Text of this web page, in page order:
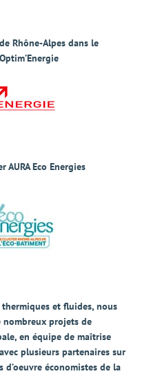
Rhône-Alpes dans le
Optim’Energie
AURA Eco Energies
et fluides, nous
nombreux projets de
, en équipe de maîtrise
plusieurs partenaires sur
économistes de la